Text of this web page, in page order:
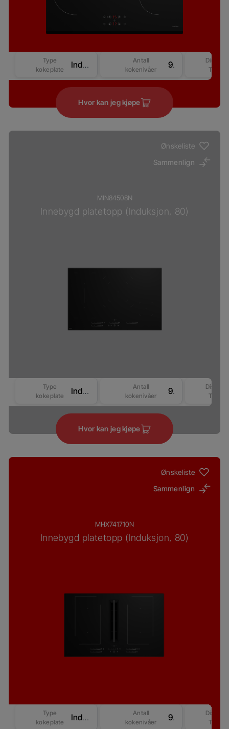
Type
kokeplate
Induksjon
Antall
kokenivåer
9
Display
Type
Hvor kan jeg kjøpe
Ønskeliste
Sammenlign
MIN84508N
Innebygd platetopp (Induksjon, 80)
Type
kokeplate
Induksjon
Antall
kokenivåer
9
Display
Type
Hvor kan jeg kjøpe
Ønskeliste
Sammenlign
MHX741710N
Innebygd platetopp (Induksjon, 80)
Type
kokeplate
Induksjon
Antall
kokenivåer
9
Display
Type